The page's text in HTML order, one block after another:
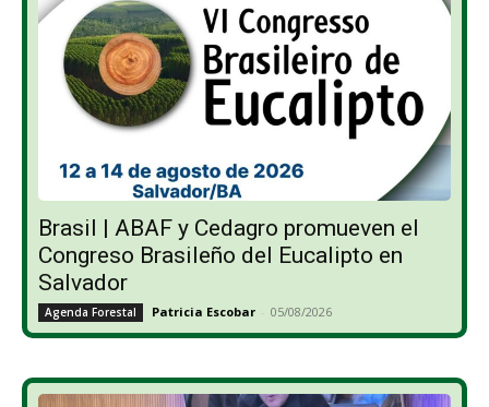
Brasil | ABAF y Cedagro promueven el
Congreso Brasileño del Eucalipto en
Salvador
Agenda Forestal Patricia Escobar - 05/08/2026